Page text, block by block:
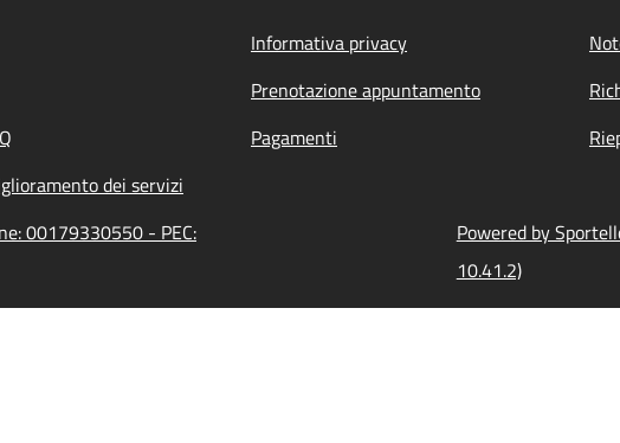
Informativa privacy
Prenotazione appuntamento
Pagamenti
dei servizi
00179330550 - PEC:
Powered by
10.41.2)